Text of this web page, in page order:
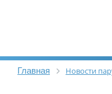
Главная Новости